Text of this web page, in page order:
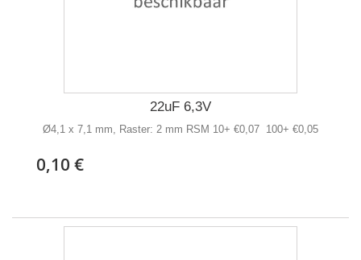
22uF 6,3V
Ø4,1 x 7,1 mm, Raster: 2 mm RSM 10+ €0,07 100+ €0,05
0,10 €